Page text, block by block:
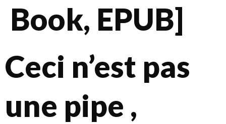
Book, EPUB]
Ceci n’est pas
une pipe ,